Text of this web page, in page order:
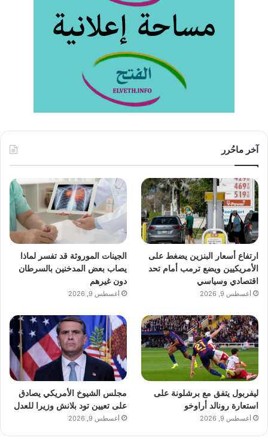
آخر ماحُرر
ارتفاع أسعار البنزين يضغط على
الأمريكيين ويضع ترمب أمام تحد
اقتصادي وسياسي
أغسطس 9, 2026
الجينات الموروثة قد تفسر لماذا
يصاب بعض المدخنين بالسرطان
دون غيرهم
أغسطس 9, 2026
ليفربول يتفق مع برشلونة على
استعارة رونالد أراوخو
أغسطس 9, 2026
مجلس الشيوخ الأمريكي يصادق
على تعيين تود بلانش وزيرا للعدل
أغسطس 9, 2026